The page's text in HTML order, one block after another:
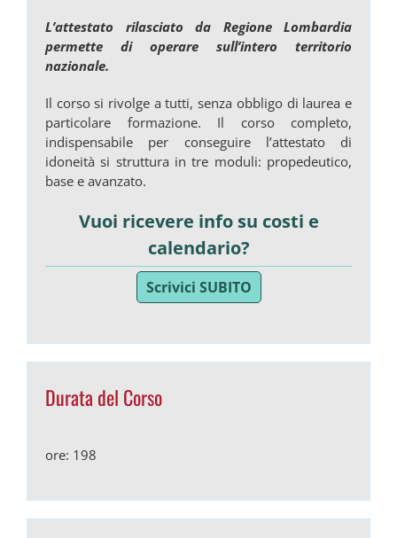
L’attestato rilasciato da Regione Lombardia
permette di operare sull’intero territorio
nazionale.
Il corso si rivolge a tutti, senza obbligo di laurea e
particolare formazione. Il corso completo,
indispensabile per conseguire l’attestato di
idoneità si struttura in tre moduli: propedeutico,
base e avanzato.
Vuoi ricevere info su costi e
calendario?
Scrivici SUBITO
Durata del Corso
ore: 198